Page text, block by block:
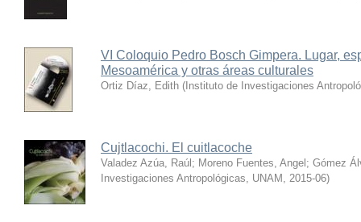
VI Coloquio Pedro Bosch Gimpera. Lugar,
Mesoamérica y otras áreas culturales
Ortiz Díaz, Edith ( Instituto de Investigaciones
Cujtlacochi. El cuitlacoche
Valadez Azúa, Raúl ; Moreno Fuentes, Angel ; Gómez
Investigaciones Antropológicas, UNAM , 2015-06)